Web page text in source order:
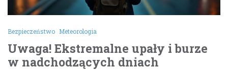
Bezpieczeństwo Meteorologia
Uwaga! Ekstremalne upały i burze
w nadchodzących dniach